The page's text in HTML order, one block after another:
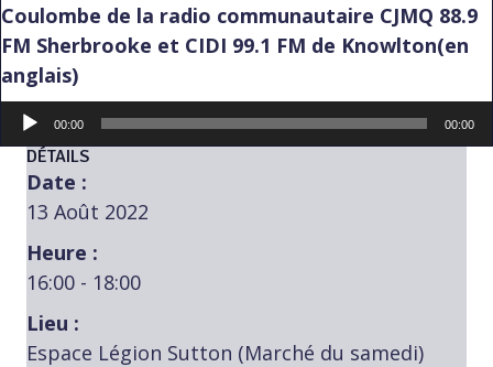
Coulombe de la radio communautaire CJMQ 88.9
FM Sherbrooke et CIDI 99.1 FM de Knowlton(en
anglais)
Lecteur
audio
00:00 00:00
DÉTAILS
Date :
13 Août 2022
Heure :
16:00 - 18:00
Lieu :
Espace Légion Sutton (Marché du samedi)